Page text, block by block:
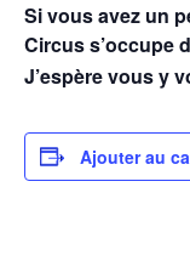
Si vous avez un
Circus s’occupe
J’espère vous y
Ajouter au